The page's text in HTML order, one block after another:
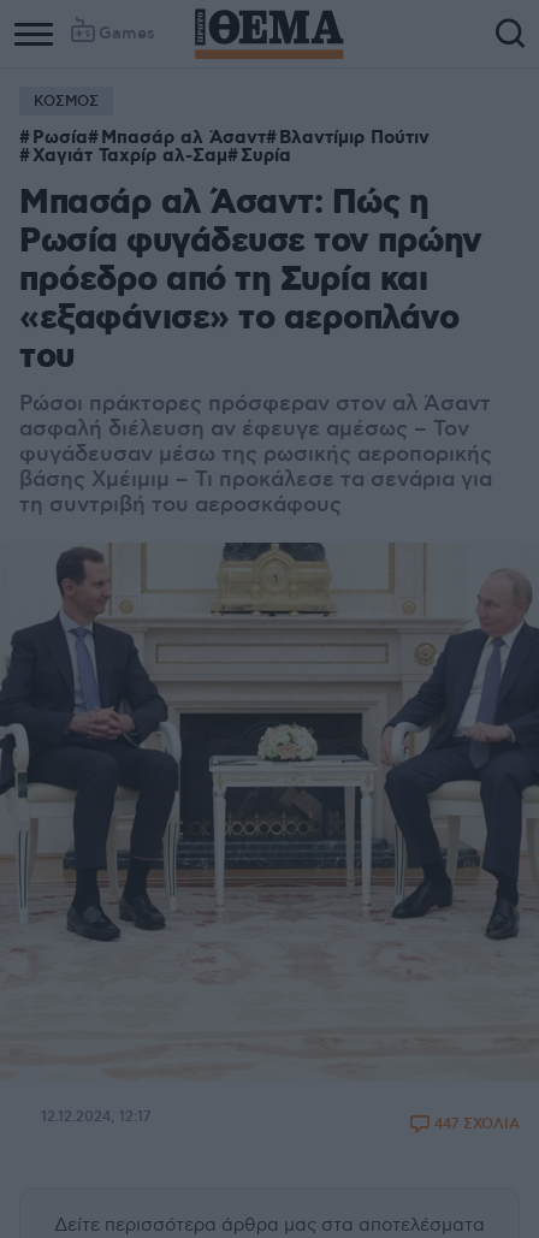
Games
ΚΟΣΜΟΣ
Ρωσία Μπασάρ αλ Άσαντ Βλαντίμιρ Πούτιν
Χαγιάτ Ταχρίρ αλ-Σαμ Συρία
Μπασάρ αλ Άσαντ: Πώς η
Ρωσία φυγάδευσε τον πρώην
πρόεδρο από τη Συρία και
«εξαφάνισε» το αεροπλάνο
του
Ρώσοι πράκτορες πρόσφεραν στον αλ Άσαντ
ασφαλή διέλευση αν έφευγε αμέσως – Τον
φυγάδευσαν μέσω της ρωσικής αεροπορικής
βάσης Χμέιμιμ – Τι προκάλεσε τα σενάρια για
τη συντριβή του αεροσκάφους
12.12.2024, 12:17 447 ΣΧΟΛΙΑ
Δείτε περισσότερα άρθρα μας στα αποτελέσματα